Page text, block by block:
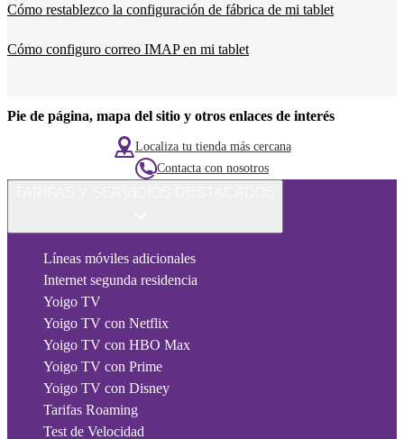
Cómo restablezco la configuración de fábrica de mi tablet
Cómo configuro correo IMAP en mi tablet
Pie de página, mapa del sitio y otros enlaces de interés
Localiza tu tienda más cercana
Contacta con nosotros
Líneas móviles adicionales
Internet segunda residencia
Yoigo TV
Yoigo TV con Netflix
Yoigo TV con HBO Max
Yoigo TV con Prime
Yoigo TV con Disney
Tarifas Roaming
Test de Velocidad